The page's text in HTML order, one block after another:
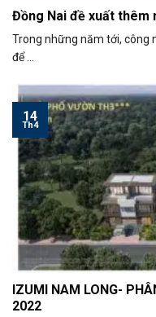
Đồng Nai đề xuất thêm
Trong những năm tới, công
để ...
IZUMI NAM LONG-
2022
14
Th4